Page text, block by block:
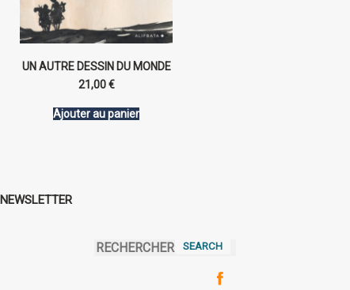
UN AUTRE DESSIN DU MONDE
21,00€
Ajouter au panier
NEWSLETTER